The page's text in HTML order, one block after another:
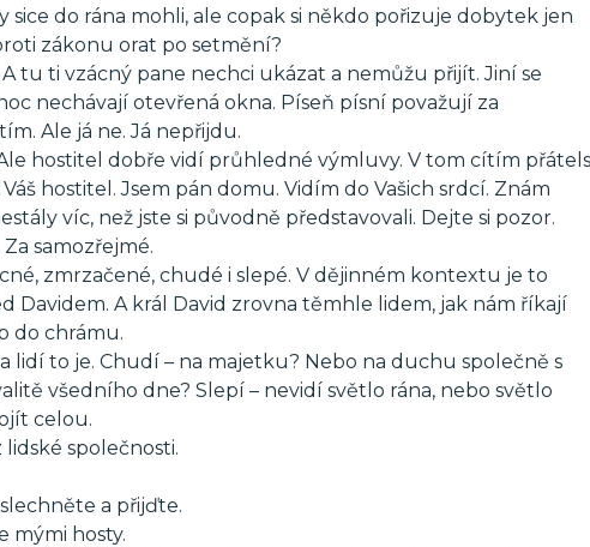
do rána mohli, ale copak si někdo pořizuje dobytek jen
zákonu orat po setmění?
tu ti vzácný pane nechci ukázat a nemůžu přijít. Jiní se
nechávají otevřená okna. Píseň písní považují za
Ale já ne. Já nepřijdu.
hostitel dobře vidí průhledné výmluvy. V tom cítím
hostitel. Jsem pán domu. Vidím do Vašich srdcí. Znám
víc, než jste si původně představovali. Dejte si pozor.
samozřejmé.
zmrzačené, chudé i slepé. V dějinném kontextu je to
Davidem. A král David zrovna těmhle lidem, jak nám říkají
do chrámu.
lidí to je. Chudí – na majetku? Nebo na duchu společně s
všedního dne? Slepí – nevidí světlo rána, nebo světlo
celou.
společnosti.
a přijďte.
mými hosty.